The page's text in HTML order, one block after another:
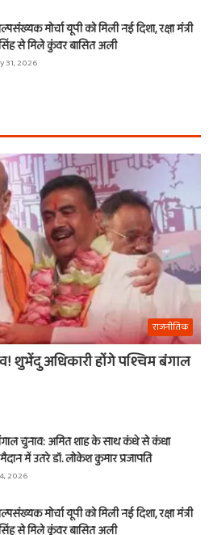
मोर्चा यूपी को मिली नई दिशा, रक्षा मंत्री
से मिले कुंवर बासित अली
31, 2026
राजनीतिक
शुभेंदु अधिकारी होंगे पश्चिम बंगाल
चुनाव: अमित शाह के साथ कंधे से कंधा
में उतरे डॉ. लोकेश कुमार प्रजापति
2026
मोर्चा यूपी को मिली नई दिशा, रक्षा मंत्री
से मिले कुंवर बासित अली